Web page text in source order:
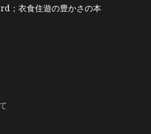
；衣食住遊の豊かさの本